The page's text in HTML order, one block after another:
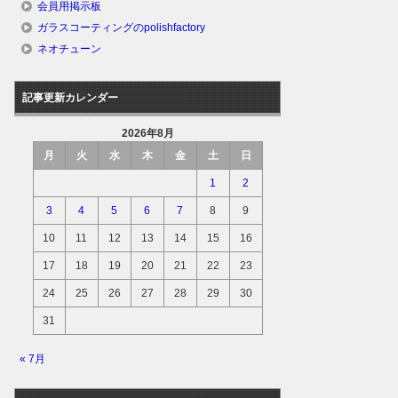
会員用掲示板
ガラスコーティングのpolishfactory
ネオチューン
記事更新カレンダー
2026年8月
月
火 水 木 金 土 日
1 2
3 4 5 6 7 8 9
10 11 12 13 14 15 16
17 18 19 20 21 22 23
24 25 26 27 28 29 30
31
« 7月